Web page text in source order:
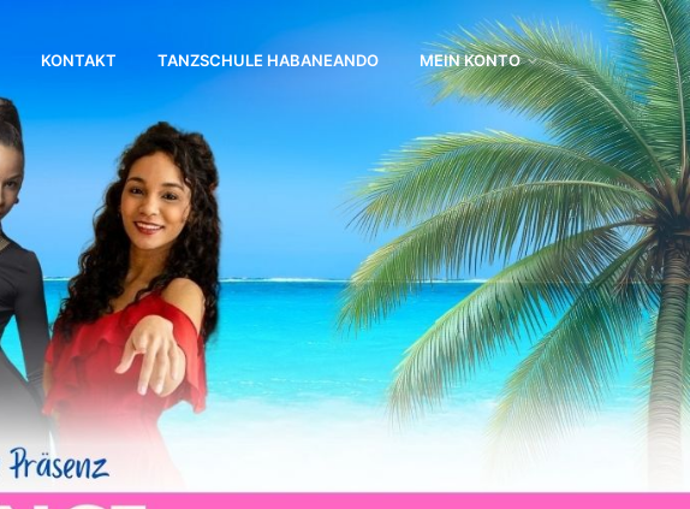
KONTAKT TANZSCHULE HABANEANDO MEIN KONTO